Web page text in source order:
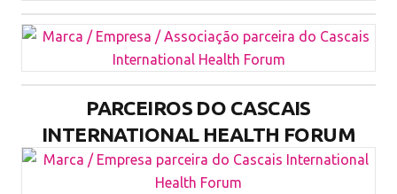
PARCEIROS DO CASCAIS
INTERNATIONAL HEALTH FORUM